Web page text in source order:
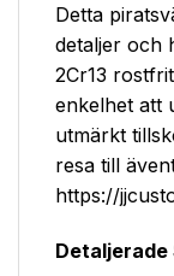
Detta
detaljer och
2Cr13
enkelhet att
utmärkt
resa till
https://